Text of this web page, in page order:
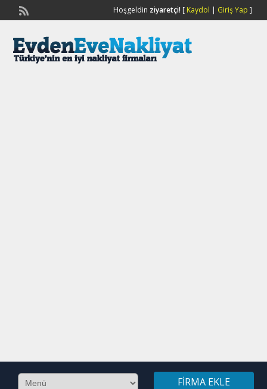
Hoşgeldin ziyaretçi![ Kaydol | Giriş Yap ]
FIRMA EKLE